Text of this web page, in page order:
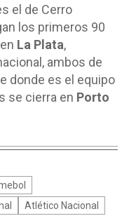
el de Cerro
los primeros 90
La Plata,
ambos de
donde es el equipo
se cierra en Porto
Atlético Nacional